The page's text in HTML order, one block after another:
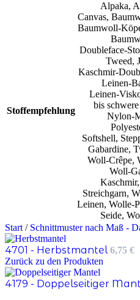
Stoffempfehlung
Alpaka,
Canvas,
Baumwoll-
Doubleface-
Tweed,
Kaschmir-
Leinen-
Leinen-
bis
Nylon-
Softshell,
Gabardine,
Woll-Crêpe,
Woll-
Kaschmir,
Streichgarn,
Leinen, Wolle-
Seide,
Start/ Schnittmuster nach Maß -
4701 - Herbstmantel6,75 €
Zurück zu den Produkten
4179 - Doppelseitiger